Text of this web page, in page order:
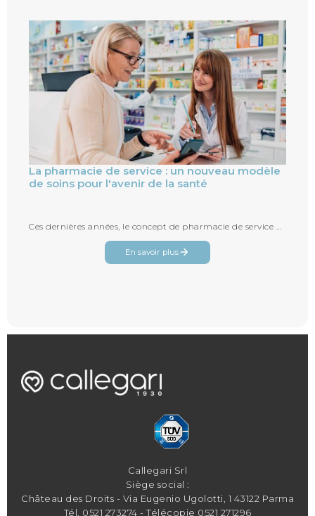
La pharmacie de service : un nouveau modèle
de soins pour l'avenir de la santé
En savoir plus
Callegari Srl
Siège social :
Château des Droits - Via Eugenio Ugolotti, 1 43122 Parma
Tél. 0521 273274 - Télécopie 0521 271296